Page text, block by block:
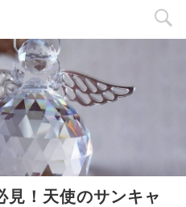
見！天使のサンキャ